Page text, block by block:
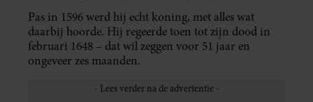
Pas in 1596 werd hij echt koning, met alles wat
daarbij hoorde. Hij regeerde toen tot zijn dood in
februari 1648 – dat wil zeggen voor 51 jaar en
ongeveer zes maanden.